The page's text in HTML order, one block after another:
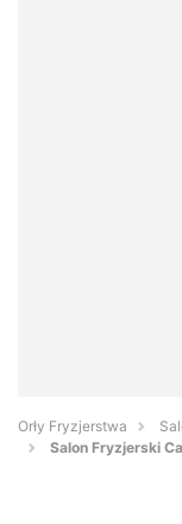
Orły Fryzjerstwa
Salon Fryzjerski